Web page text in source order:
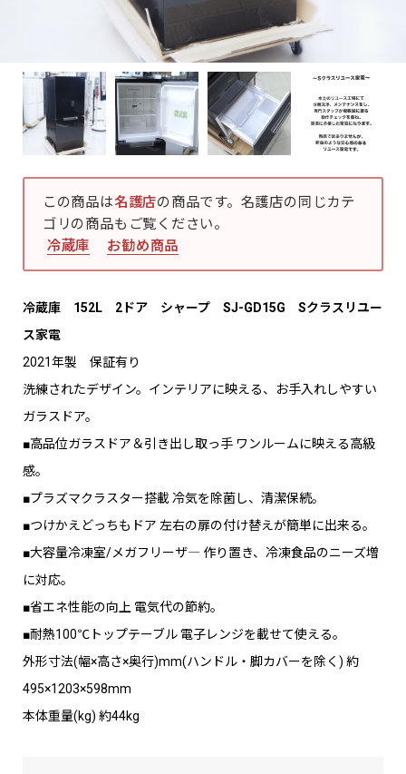
この商品は名護店の商品です。名護店の同じカテ
ゴリの商品もご覧ください。
冷蔵庫
お勧め商品
冷蔵庫 152L 2ドア シャープ SJ-GD15G Sクラスリユー
ス家電
2021年製 保証有り
洗練されたデザイン。インテリアに映える、お手入れしやすい
ガラスドア。
■高品位ガラスドア＆引き出し取っ手 ワンルームに映える高級
感。
■プラズマクラスター搭載 冷気を除菌し、清潔保続。
■つけかえどっちもドア 左右の扉の付け替えが簡単に出来る。
■大容量冷凍室/メガフリーザ― 作り置き、冷凍食品のニーズ増
に対応。
■省エネ性能の向上 電気代の節約。
■耐熱100℃トップテーブル 電子レンジを載せて使える。
外形寸法(幅×高さ×奥行)mm(ハンドル・脚カバーを除く) 約
495×1203×598mm
本体重量(kg) 約44kg